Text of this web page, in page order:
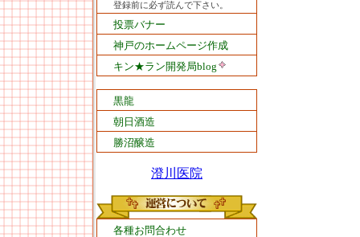
登録前に必ず読んで下さい。
投票バナー
神戸のホームページ作成
キン★ラン開発局blog
黒龍
朝日酒造
勝沼醸造
澄川医院
各種お問合わせ